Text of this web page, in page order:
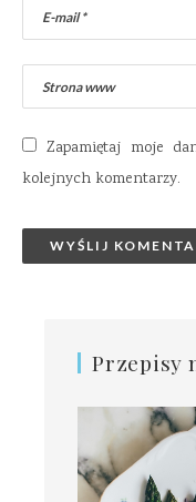
Zapamiętaj moje
kolejnych komentarzy.
Przepisy